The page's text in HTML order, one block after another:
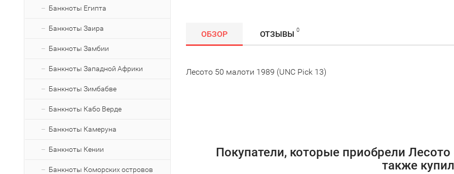
Банкноты Египта
Банкноты Заира
Банкноты Замбии
Банкноты Западной Африки
Банкноты Зимбабве
Банкноты Кабо Верде
Банкноты Камеруна
Банкноты Кении
Банкноты Коморских островов
ОБЗОР ОТЗЫВЫ 0
Лесото 50 малоти 1989 (UNC Pick 13)
Покупатели, которые приобрели
также